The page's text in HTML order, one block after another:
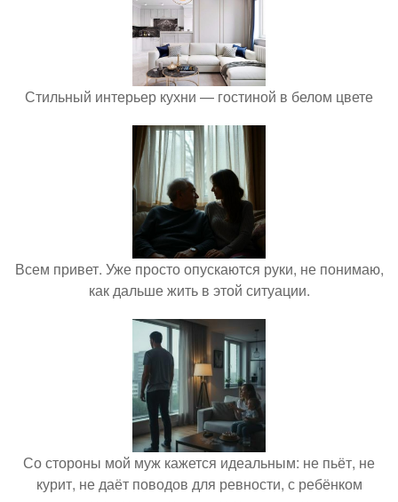
Стильный интерьер кухни — гостиной в белом цвете
Всем привет. Уже просто опускаются руки, не понимаю,
как дальше жить в этой ситуации.
Со стороны мой муж кажется идеальным: не пьёт, не
курит, не даёт поводов для ревности, с ребёнком